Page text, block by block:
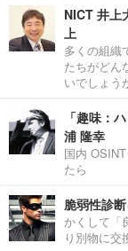
NICT 井上
上
多くの組織
たちがどん
いでしょう
「趣味：
浦 隆幸
国内
たら
脆弱性診
かくして「
り別物に交